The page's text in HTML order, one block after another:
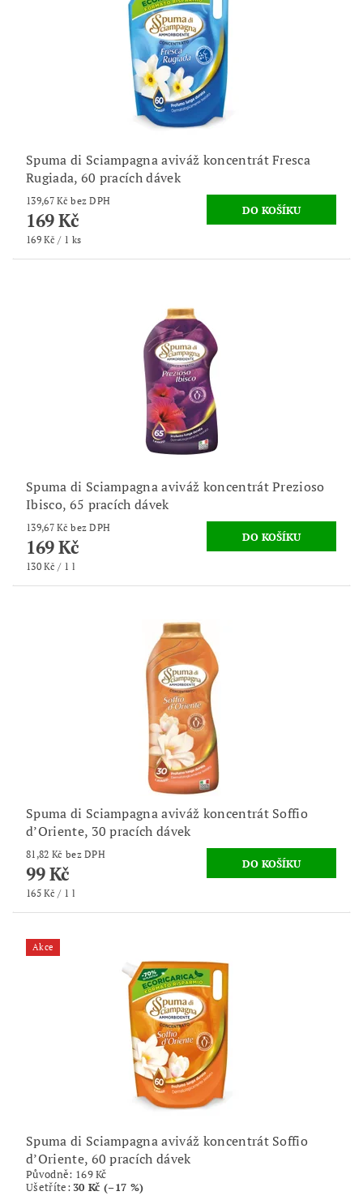
Spuma di Sciampagna aviváž koncentrát Fresca
Rugiada, 60 pracích dávek
139,67 Kč bez DPH
169 Kč
169 Kč / 1 ks
Spuma di Sciampagna aviváž koncentrát Prezioso
Ibisco, 65 pracích dávek
139,67 Kč bez DPH
169 Kč
130 Kč / 1 l
Spuma di Sciampagna aviváž koncentrát Soffio
d’Oriente, 30 pracích dávek
81,82 Kč bez DPH
99 Kč
165 Kč / 1 l
Akce
Spuma di Sciampagna aviváž koncentrát Soffio
d’Oriente, 60 pracích dávek
Původně: 169 Kč
Ušetříte: 30 Kč (–17 %)